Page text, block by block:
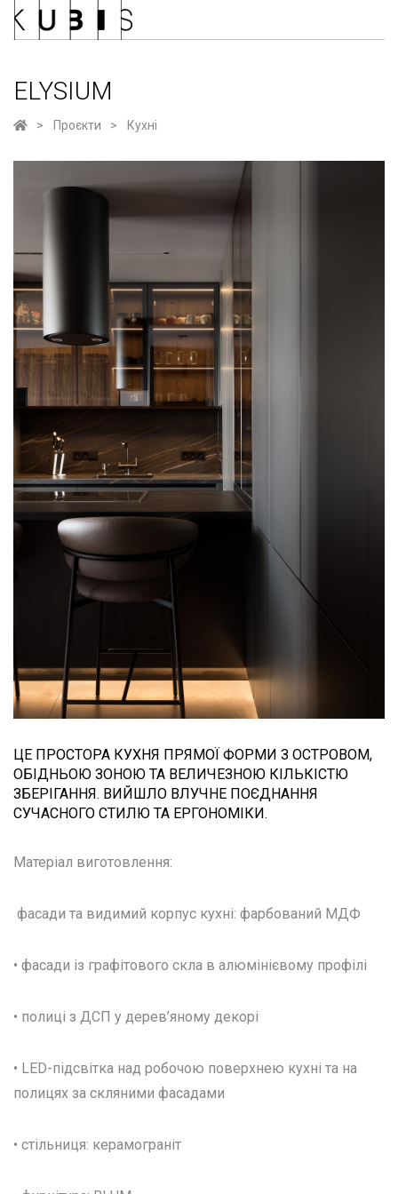
ELYSIUM
Проєкти Кухні
ЦЕ ПРОСТОРА КУХНЯ ПРЯМОЇ ФОРМИ З ОСТРОВОМ,
ОБІДНЬОЮ ЗОНОЮ ТА ВЕЛИЧЕЗНОЮ КІЛЬКІСТЮ
ЗБЕРІГАННЯ. ВИЙШЛО ВЛУЧНЕ ПОЄДНАННЯ
СУЧАСНОГО СТИЛЮ ТА ЕРГОНОМІКИ.
Матеріал виготовлення:
фасади та видимий корпус кухні: фарбований МДФ
• фасади із графітового скла в алюмінієвому профілі
• полиці з ДСП у дерев’яному декорі
• LED-підсвітка над робочою поверхнею кухні та на
полицях за скляними фасадами
• стільниця: керамограніт